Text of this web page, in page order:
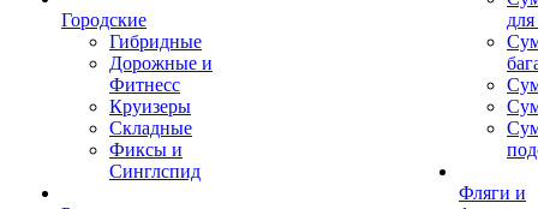
Городские
Гибридные
Дорожные и
Фитнесс
Круизеры
Складные
Фиксы и
Синглспид
Фляги и